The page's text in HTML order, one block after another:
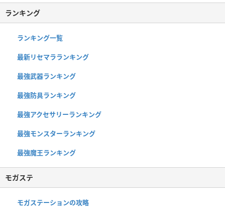
ランキング
ランキング一覧
最新リセマラランキング
最強武器ランキング
最強防具ランキング
最強アクセサリーランキング
最強モンスターランキング
最強魔王ランキング
モガステ
モガステーションの攻略